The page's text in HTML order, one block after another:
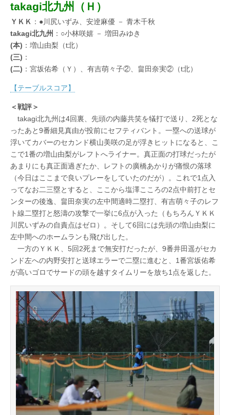
takagi北九州（Ｈ）
ＹＫＫ ：●川尻いずみ、安逹麻優 － 青木千秋
takagi北九州 ：○小林咲嬉 － 増田みゆき
(本) ：増山由梨（t北）
(三) ：
(二) ：宮坂佑希（Ｙ）、有吉萌々子②、畠田奈実②（t北）
【テーブルスコア】
＜戦評＞
takagi北九州は4回裏、先頭の内藤共笑を犠打で送り、2死とな
ったあと9番細見真由が投前にセフティバント。一塁への送球が
浮いてカバーのセカンド横山美咲の足が浮きヒットになると、こ
こで1番の増山由梨がレフトへライナー。真正面の打球だったが
あまりにも真正面過ぎたか、レフトの廣橋あかりが痛恨の落球
（今日はここまで良いプレーをしていたのだが）。これで1点入
ってなお二三塁とすると、ここから塩澤こころの2点中前打とセ
ンターの後逸、畠田奈実の左中間適時二塁打、有吉萌々子のレフ
ト線二塁打と怒濤の攻撃で一挙に6点が入った（もちろんＹＫＫ
川尻いずみの自責点はゼロ）。そして6回には先頭の増山由梨に
左中間へのホームランも飛び出した。
一方のＹＫＫ、5回2死まで無安打だったが、9番井田遥がセカ
ンド左への内野安打と送球エラーで二塁に進むと、1番宮坂佑希
が高いゴロでサードの頭を越すタイムリーを放ち1点を返した。